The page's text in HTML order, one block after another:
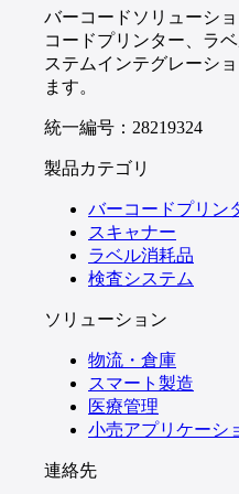
バーコードソリューシ
コードプリンター、ラ
ステムインテグレーシ
ます。
統一編号：28219324
製品カテゴリ
バーコードプリン
スキャナー
ラベル消耗品
検査システム
ソリューション
物流・倉庫
スマート製造
医療管理
小売アプリケーシ
連絡先